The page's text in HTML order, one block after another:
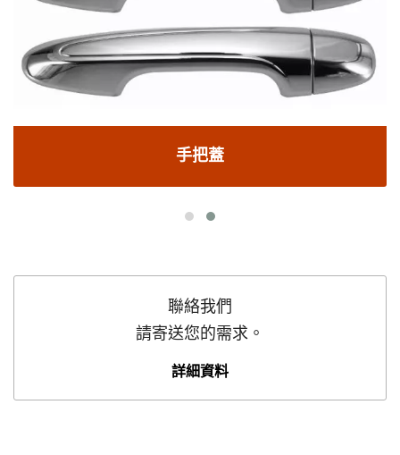
手把蓋
聯絡我們
請寄送您的需求。
詳細資料